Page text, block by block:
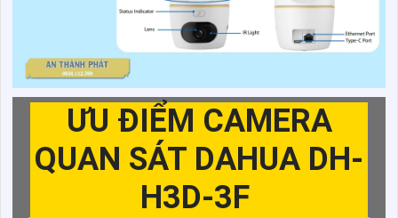
ƯU ĐIỂM CAMERA
QUAN SÁT DAHUA DH-
H3D-3F